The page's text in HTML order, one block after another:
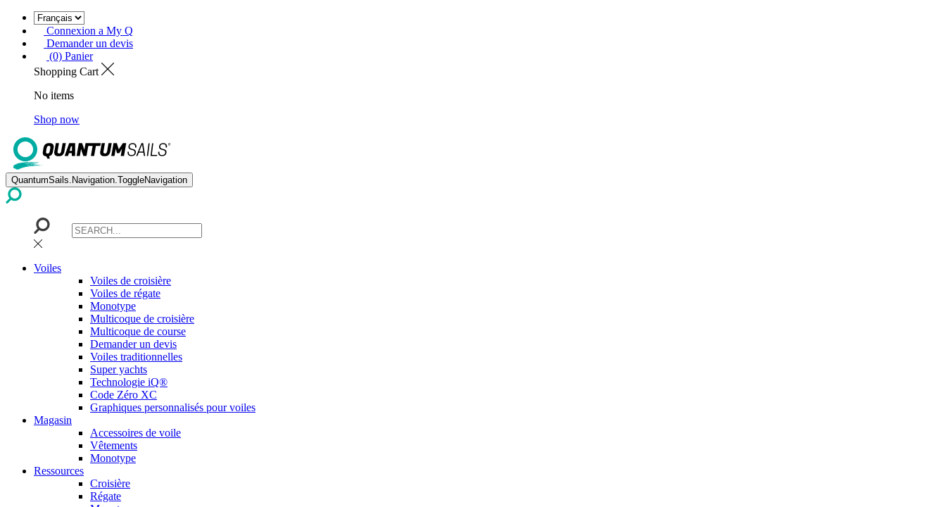
Connexion a My Q
Demander un devis
(0) Panier
Shopping Cart
No items
Shop now
QuantumSails.Navigation.ToggleNavigation
Voiles
Voiles de croisière
Voiles de régate
Monotype
Multicoque de croisière
Multicoque de course
Demander un devis
Voiles traditionnelles
Super yachts
Technologie iQ®
Code Zéro XC
Graphiques personnalisés pour voiles
Magasin
Accessoires de voile
Vêtements
Monotype
Ressources
Croisière
Régate